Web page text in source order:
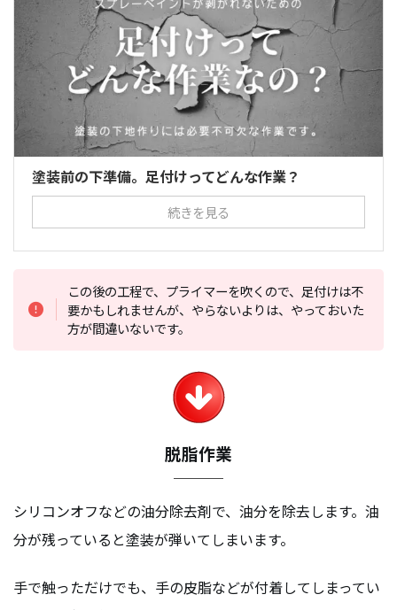
塗装前の下準備。足付けってどんな作業？
続きを見る
この後の工程で、プライマーを吹くので、足付けは不
要かもしれませんが、やらないよりは、やっておいた
方が間違いないです。
脱脂作業
シリコンオフなどの油分除去剤で、油分を除去します。油
分が残っていると塗装が弾いてしまいます。
手で触っただけでも、手の皮脂などが付着してしまってい